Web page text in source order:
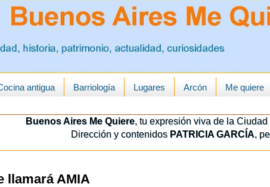
antigua Barriología Lugares Arcón Me quiere
Buenos Aires Me Quiere, tu expresión viva de la Ciudad
Dirección y contenidos PATRICIA GARCÍA,
llamará AMIA